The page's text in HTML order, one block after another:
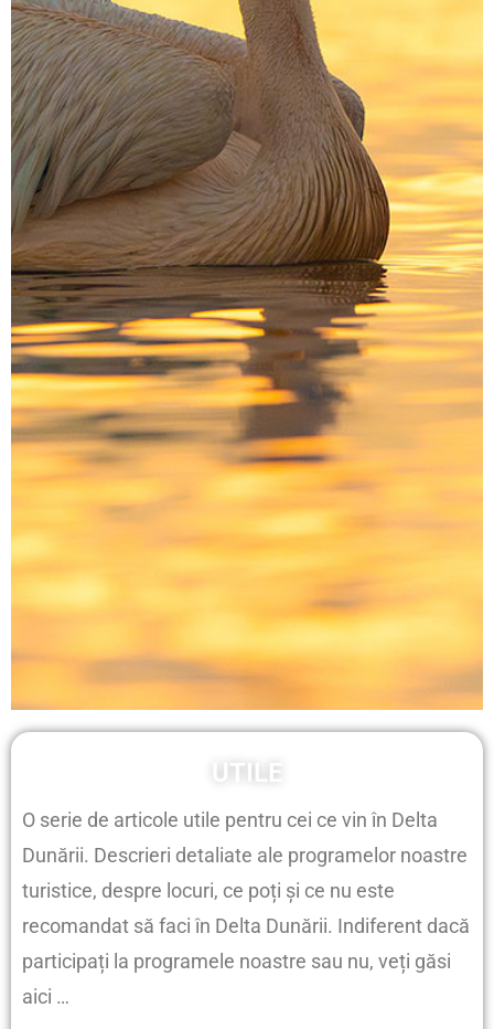
UTILE
O serie de articole utile pentru cei ce vin în Delta
Dunării. Descrieri detaliate ale programelor noastre
turistice, despre locuri, ce poți și ce nu este
recomandat să faci în Delta Dunării. Indiferent dacă
participați la programele noastre sau nu, veți găsi
aici …